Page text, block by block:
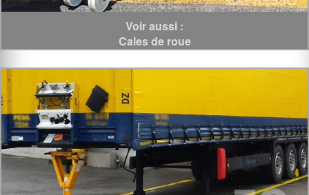
Voir aussi :
Cales de roue